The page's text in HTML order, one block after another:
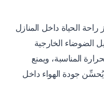
الحياة داخل المنازل
الضوضاء الخارجية
المناسبة، ويمنع
جودة الهواء داخل